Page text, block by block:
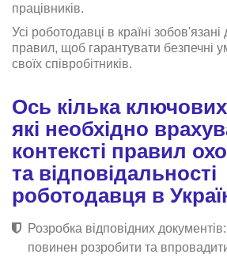
працівників.
Усі роботодавці в країні
правил, щоб гарантувати безпечні
своїх співробітників.
Ось кілька
які необхідно
контексті правил
та відповідальності
роботодавця в
Розробка відповідних
повинен розробити та